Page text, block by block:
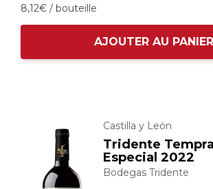
8,12€ / bouteille
AJOUTER AU PANIER
Castilla y León
Tridente
Especial 2022
Bodegas Tridente